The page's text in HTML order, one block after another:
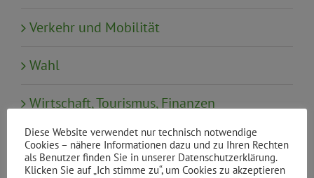
Verkehr und Mobilität
Wahl
Wirtschaft, Tourismus, Finanzen
Neueste Beiträge
Diese Website verwendet nur technisch notwendige
Cookies – nähere Informationen dazu und zu Ihren Rechten
als Benutzer finden Sie in unserer Datenschutzerklärung.
Klicken Sie auf „Ich stimme zu“, um Cookies zu akzeptieren